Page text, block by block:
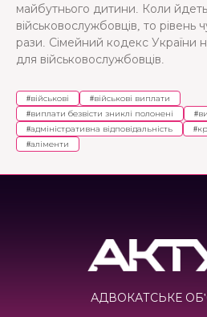
майбутнього дитини. Коли
військовослужбовців, то рівень
рази. Сімейний кодекс України
для військовослужбовців.
#військові #військові виплати
#виплати безвісти зниклі полонені #
#адміністративна відповідальність #
#аліменти
АДВОКАТСЬКЕ